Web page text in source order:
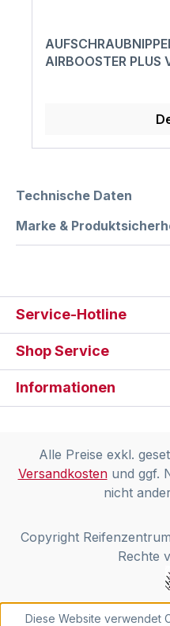
AIRBOOSTER PLUS
Technische Daten
Marke &
Service-Hotline
Shop Service
Informationen
Alle Preise exkl.
Versandkostenund ggf.
nicht
Copyright
Rechte
Diese Website verwendet